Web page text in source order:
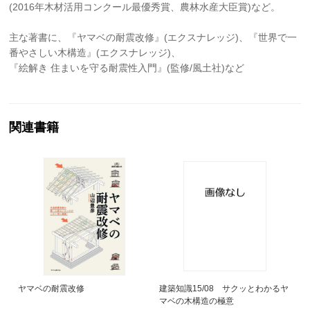
(2016年木材活用コンクール最優秀賞、農林水産大臣賞)など。
主な著書に、『ヤマベの耐震改修』(エクスナレッジ)、『世界で一
番やさしい木構造』(エクスナレッジ)、
『絵解き 住まいを守る耐震性入門』(監修/風土社)など
関連書籍
ヤマベの耐震改修
建築知識15/08 サクッとわかるヤ
マベの木構造の極意